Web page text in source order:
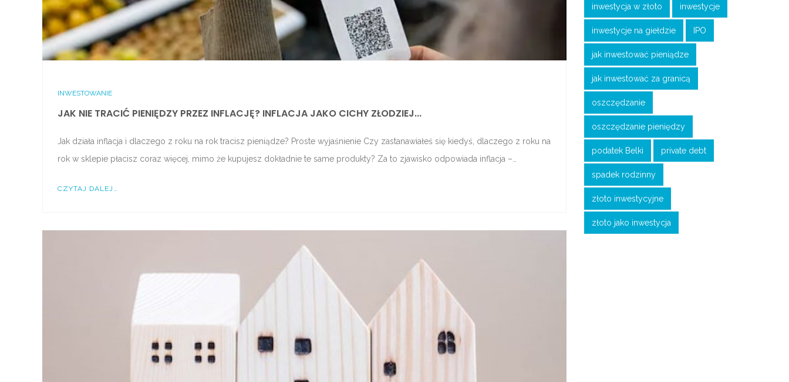
INWESTOWANIE
JAK NIE TRACIĆ PIENIĘDZY PRZEZ INFLACJĘ? INFLACJA JAKO CICHY ZŁODZIEJ...
Jak działa inflacja i dlaczego z roku na rok tracisz pieniądze? Proste wyjaśnienie Czy zastanawiałeś się kiedyś, dlaczego z roku na
rok w sklepie płacisz coraz więcej, mimo że kupujesz dokładnie te same produkty? Za to zjawisko odpowiada inflacja –…
CZYTAJ DALEJ…
inwestycja w złoto inwestycje
inwestycje na giełdzie IPO
jak inwestować pieniądze
jak inwestować za granicą
oszczędzanie
oszczędzanie pieniędzy
podatek Belki private debt
spadek rodzinny
złoto inwestycyjne
złoto jako inwestycja